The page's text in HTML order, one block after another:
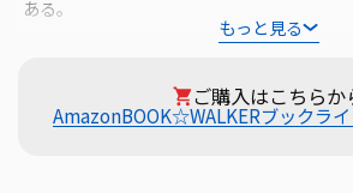
ある。
校に通う傍ら、空の運び屋集団・甲斐賊の
日々をスタートさせた。受け継いだ赤備え
もっと見る
ご購入はこちらか
AmazonBOOK☆WALKERブックラ